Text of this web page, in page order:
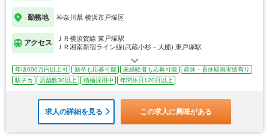
勤務地 神奈川県 横浜市戸塚区
アクセス
ＪＲ横須賀線 東戸塚駅
ＪＲ湘南新宿ライン線(武蔵小杉－大船) 東戸塚駅
年収600万円以上可 新卒も応募可能 未経験者も応募可能
産休・育休取得実績有り
駅チカ
店舗数30以上 積極採用中 年間休日120日以上
求人の詳細を見る この求人に興味がある